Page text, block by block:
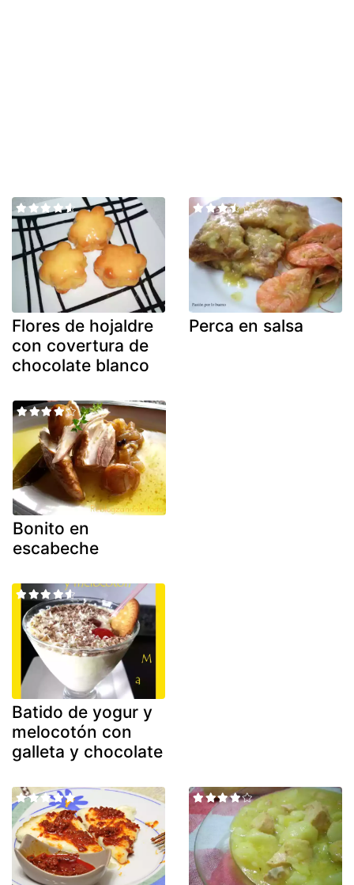
Flores de hojaldre
con covertura de
chocolate blanco
Perca en salsa
Bonito en
escabeche
Batido de yogur y
melocotón con
galleta y chocolate